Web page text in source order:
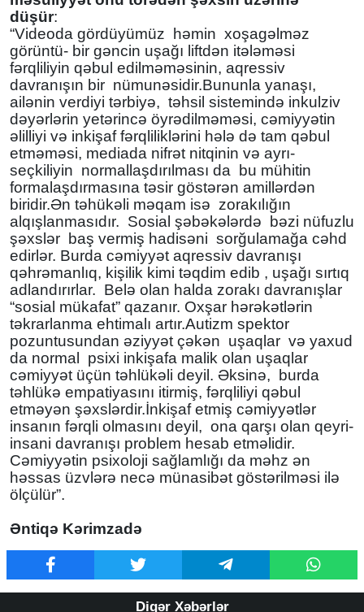
düşür:
“Videoda gördüyümüz həmin xoşagəlməz
görüntü- bir gəncin uşağı liftdən itələməsi
fərqliliyin qəbul edilməməsinin, aqressiv
davranışın bir nümunəsidir.Bununla yanaşı,
ailənin verdiyi tərbiyə, təhsil sistemində inkulziv
dəyərlərin yetərincə öyrədilməməsi, cəmiyyətin
əlilliyi və inkişaf fərqliliklərini hələ də tam qəbul
etməməsi, mediada nifrət nitqinin və ayrı-
seçkiliyin normallaşdırılması da bu mühitin
formalaşdırmasına təsir göstərən amillərdən
biridir.Ən təhükəli məqam isə zorakılığın
alqışlanmasıdır. Sosial şəbəkələrdə bəzi nüfuzlu
şəxslər baş vermiş hadisəni sorğulamağa cəhd
edirlər. Burda cəmiyyət aqressiv davranışı
qəhrəmanlıq, kişilik kimi təqdim edib , uşağı sırtıq
adlandırırlar. Belə olan halda zorakı davranışlar
“sosial mükafat” qazanır. Oxşar hərəkətlərin
təkrarlanma ehtimalı artır.Autizm spektor
pozuntusundan əziyyət çəkən uşaqlar və yaxud
da normal psixi inkişafa malik olan uşaqlar
cəmiyyət üçün təhlükəli deyil. Əksinə, burda
təhlükə empatiyasını itirmiş, fərqliliyi qəbul
etməyən şəxslərdir.İnkişaf etmiş cəmiyyətlər
insanın fərqli olmasını deyil, ona qarşı olan qeyri-
insani davranışı problem hesab etməlidir.
Cəmiyyətin psixoloji sağlamlığı da məhz ən
həssas üzvlərə necə münasibət göstərilməsi ilə
ölçülür”.
Əntiqə Kərimzadə
Digər Xəbərlər